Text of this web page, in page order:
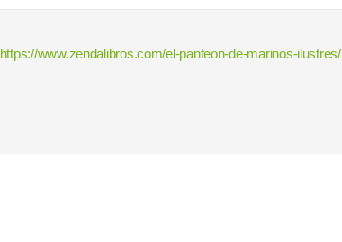
https://www.zendalibros.com/el-panteon-de-marinos-ilustres/